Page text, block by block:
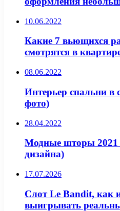
10.06.2022
Какие 7 вьющихся
смотрятся в
08.06.2022
Интерьер спальни в
фото)
28.04.2022
Модные шторы 2021
дизайна)
17.07.2026
Слот Le Bandit, как
выигрывать